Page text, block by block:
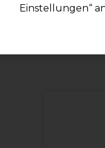
Einstellungen“